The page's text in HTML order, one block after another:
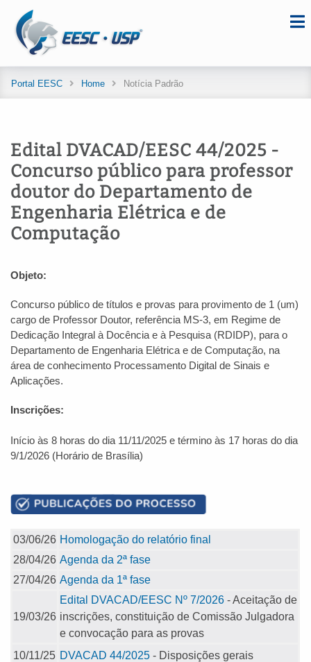
Portal EESC Home Notícia Padrão
Edital DVACAD/EESC 44/2025 -
Concurso público para professor
doutor do Departamento de
Engenharia Elétrica e de
Computação
Objeto:
Concurso público de títulos e provas para provimento de 1 (um)
cargo de Professor Doutor, referência MS-3, em Regime de
Dedicação Integral à Docência e à Pesquisa (RDIDP), para o
Departamento de Engenharia Elétrica e de Computação, na
área de conhecimento Processamento Digital de Sinais e
Aplicações.
Inscrições:
Início às 8 horas do dia 11/11/2025 e término às 17 horas do dia
9/1/2026 (Horário de Brasília)
03/06/26 Homologação do relatório final
28/04/26 Agenda da 2ª fase
27/04/26 Agenda da 1ª fase
19/03/26
Edital DVACAD/EESC Nº 7/2026 - Aceitação de
inscrições, constituição de Comissão Julgadora
e convocação para as provas
10/11/25 DVACAD 44/2025 - Disposições gerais